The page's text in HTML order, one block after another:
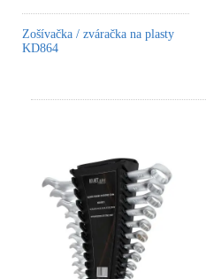
Zošívačka / zváračka na plasty
KD864